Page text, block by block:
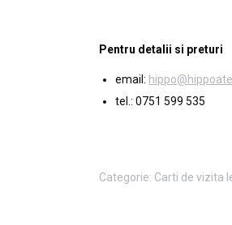
Pentru detalii si preturi
email:
tel.: 0751 599 535
Categorie: Carti de vizita